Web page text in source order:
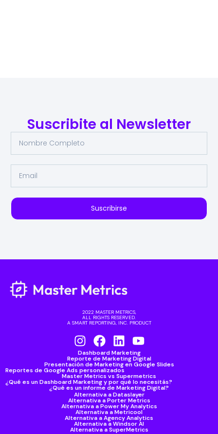
Suscribite al Newsletter
Suscribirse
2022 MASTER METRICS,
ALL RIGHTS RESERVED.
A SMART REPORTING, INC. PRODUCT
Dashboard Marketing
Reporte de Marketing Digital
Presentación de Marketing en Google Slides
Reportes de Google Ads personalizados
Master Metrics vs Supermetrics
¿Qué es un Dashboard Marketing y por qué lo necesitás?
¿Qué es un informe de Marketing Digital?
Alternativa a Dataslayer
Alternativa a Porter Metrics
Alternativa a Power My Analytics
Alternativa a Metricool
Alternativa a Agency Analytics
Alternativa a Windsor AI
Alternativa a SuperMetrics